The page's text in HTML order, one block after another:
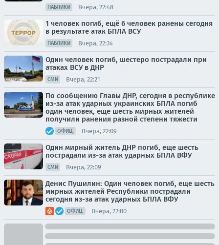
ПАБЛИКИ Вчера, 22:48
1 человек погиб, ещё 6 человек ранены сегодня
в результате атак БПЛА ВСУ
ПАБЛИКИ Вчера, 22:34
Один человек погиб, шестеро пострадали при
атаках ВСУ в ДНР
СМИ Вчера, 22:21
По сообщению Главы ДНР, сегодня в республике
из-за атак ударных украинских БПЛА погиб
один человек, еще шесть мирных жителей
получили ранения разной степени тяжести
ОФИЦ. Вчера, 22:09
Один мирный житель ДНР погиб, еще шесть
пострадали из-за атак ударных БПЛА ВФУ
СМИ Вчера, 22:09
Денис Пушилин: Один человек погиб, еще шесть
мирных жителей Республики пострадали
сегодня из-за атак ударных БПЛА ВФУ
ОФИЦ. Вчера, 22:00